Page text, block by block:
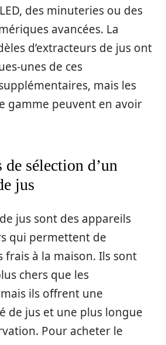
des minuteries ou des
avancées. La
d’extracteurs de jus ont
unes de ces
mais les
gamme peuvent en avoir
sélection d’un
jus
jus sont des appareils
qui permettent de
frais à la maison. Ils sont
chers que les
ils offrent une
de jus et une plus longue
Pour acheter le